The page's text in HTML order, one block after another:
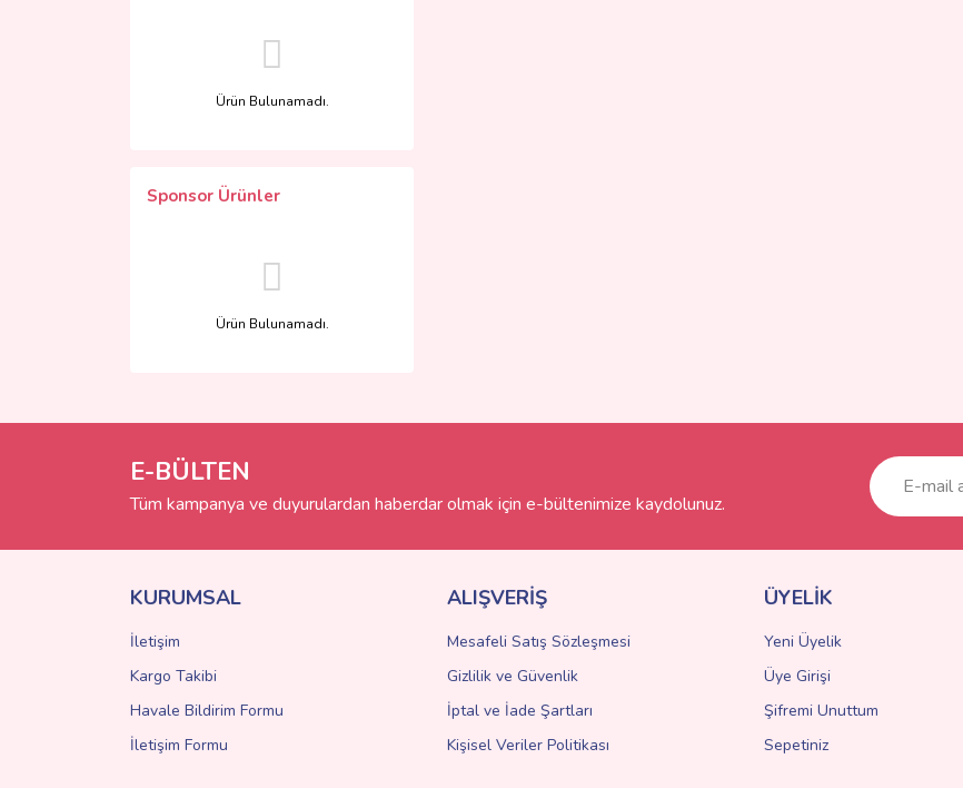
Ürün Bulunamadı.
Sponsor Ürünler
Ürün Bulunamadı.
E-BÜLTEN
Tüm kampanya ve duyurulardan haberdar olmak için e-bültenimize kaydolunuz.
KURUMSAL
İletişim
Kargo Takibi
Havale Bildirim Formu
İletişim Formu
ALIŞVERİŞ
Mesafeli Satış Sözleşmesi
Gizlilik ve Güvenlik
İptal ve İade Şartları
Kişisel Veriler Politikası
ÜYELİK
Yeni Üyelik
Üye Girişi
Şifremi Unuttum
Sepetiniz